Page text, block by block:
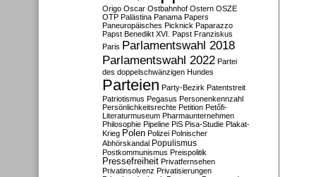
Origo Oscar Ostbahnhof Ostern OSZE
OTP Palästina Panama Papers
Paneuropäisches Picknick Paparazzo
Papst Benedikt XVI. Papst Franziskus
Paris Parlamentswahl 2018
Parlamentswahl 2022 Partei
des doppelschwänzigen Hundes
Parteien Party-Bezirk Patentstreit
Patriotismus Pegasus Personenkennzahl
Persönlichkeitsrechte Petition Petőfi-
Literaturmuseum Pharmaunternehmen
Philosophie Pipeline PiS Pisa-Studie Plakat-
Krieg Polen Polizei Polnischer
Abhörskandal Populismus
Postkommunismus Preispolitik
Pressefreiheit Privatfernsehen
Privatinsolvenz Privatisierungen